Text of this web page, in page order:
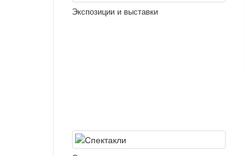
Экспозиции и выставки